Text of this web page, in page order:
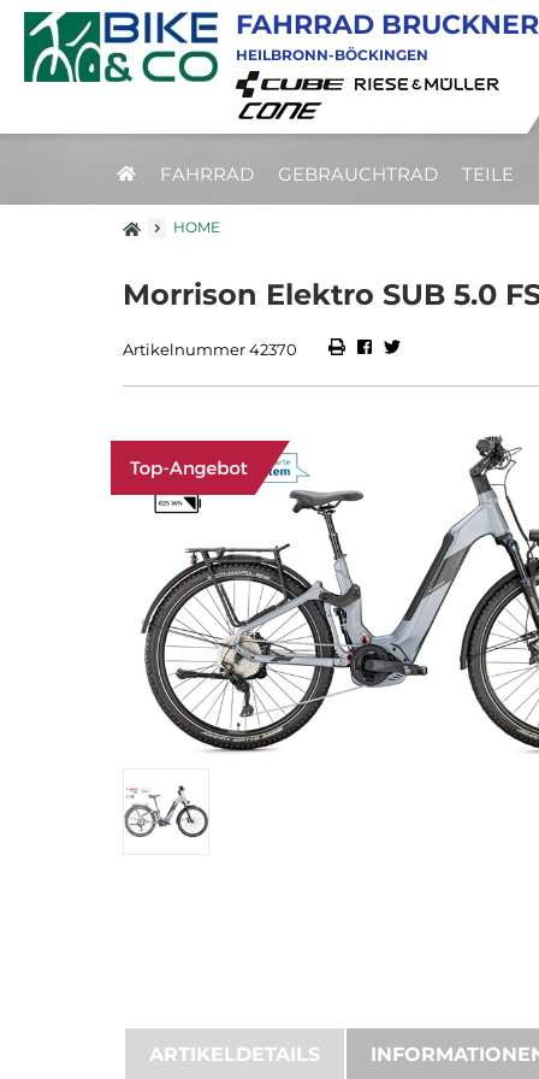
FAHRRAD GEBRAUCHTRAD TEILE
FAHRRAD BRUCKNER
HEILBRONN-BÖCKINGEN
HOME
Morrison Elektro SUB 5.0
Artikelnummer 42370
ARTIKELDETAILS